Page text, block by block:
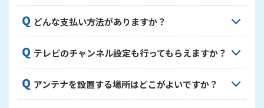
希望に添えない場合もございますので、お早めにご
連絡ください。できる限りお客様のご希望に沿った
う、施工後5年間の保証をご提供しています。保証期
間内に施工に起因する不具合が生じた場合は、無償
で修理対応いたします。お客様に長く安心してご利
どんな支払い方法がありますか？
（PayPay、LINE Pay等）に対応しております。お
支払いは工事完了後にその場でお願いしておりま
す。お客様のご都合に合わせた支払い方法をお選び
テレビのチャンネル設定も行ってもらえますか？
行っております。工事完了後、実際に映像をご確認
いただいてから作業完了となります。お客様のテレ
アンテナを設置する場所はどこがよいですか？